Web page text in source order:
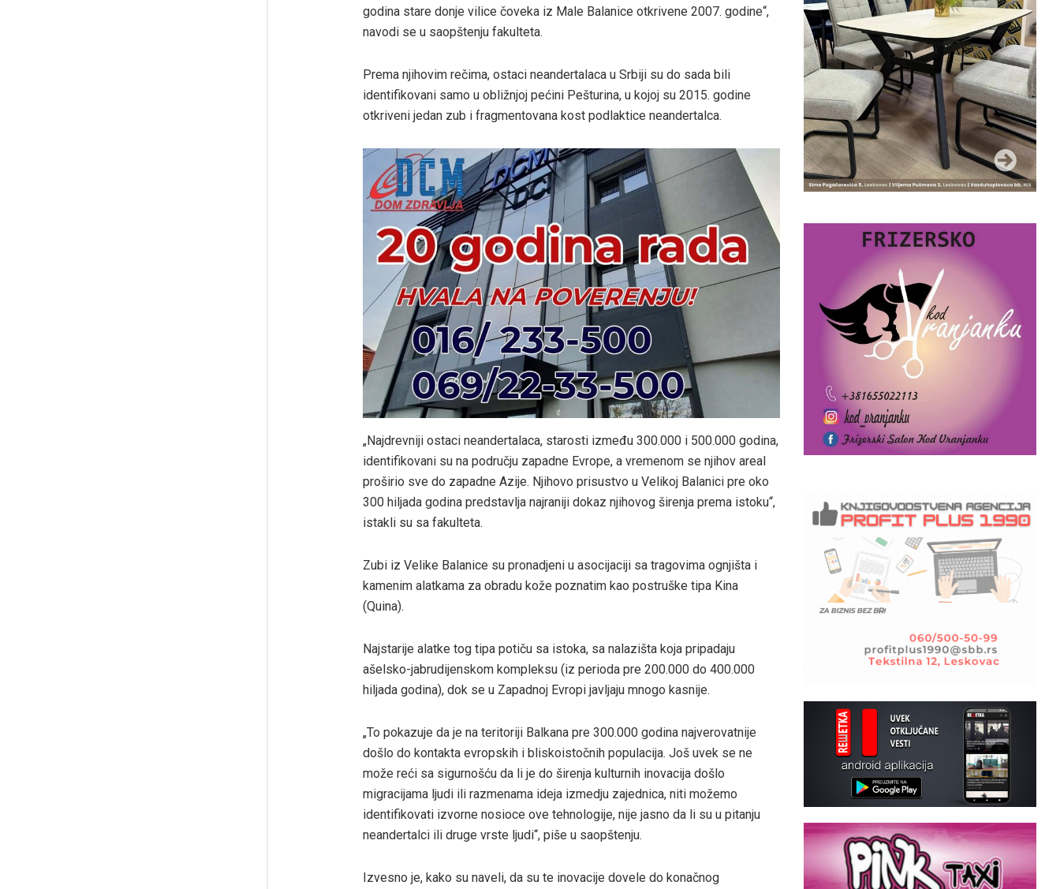
godina stare donje vilice čoveka iz Male Balanice otkrivene 2007. godine“,
navodi se u saopštenju fakulteta.
Prema njihovim rečima, ostaci neandertalaca u Srbiji su do sada bili
identifikovani samo u obližnjoj pećini Pešturina, u kojoj su 2015. godine
otkriveni jedan zub i fragmentovana kost podlaktice neandertalca.
„Najdrevniji ostaci neandertalaca, starosti između 300.000 i 500.000 godina,
identifikovani su na području zapadne Evrope, a vremenom se njihov areal
proširio sve do zapadne Azije. Njihovo prisustvo u Velikoj Balanici pre oko
300 hiljada godina predstavlja najraniji dokaz njihovog širenja prema istoku“,
istakli su sa fakulteta.
Zubi iz Velike Balanice su pronadjeni u asocijaciji sa tragovima ognjišta i
kamenim alatkama za obradu kože poznatim kao postruške tipa Kina
(Quina).
Najstarije alatke tog tipa potiču sa istoka, sa nalazišta koja pripadaju
ašelsko-jabrudijenskom kompleksu (iz perioda pre 200.000 do 400.000
hiljada godina), dok se u Zapadnoj Evropi javljaju mnogo kasnije.
„To pokazuje da je na teritoriji Balkana pre 300.000 godina najverovatnije
došlo do kontakta evropskih i bliskoistočnih populacija. Još uvek se ne
može reći sa sigurnošću da li je do širenja kulturnih inovacija došlo
migracijama ljudi ili razmenama ideja izmedju zajednica, niti možemo
identifikovati izvorne nosioce ove tehnologije, nije jasno da li su u pitanju
neandertalci ili druge vrste ljudi“, piše u saopštenju.
Izvesno je, kako su naveli, da su te inovacije dovele do konačnog